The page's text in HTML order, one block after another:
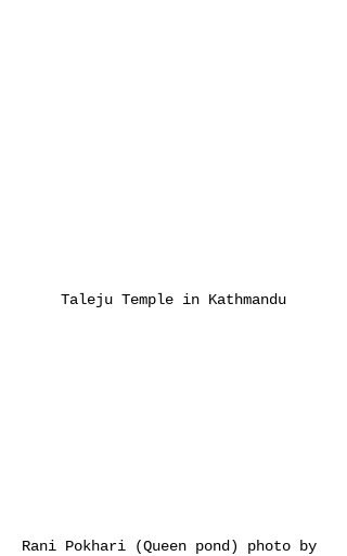
Taleju Temple in Kathmandu
Rani Pokhari (Queen pond) photo by